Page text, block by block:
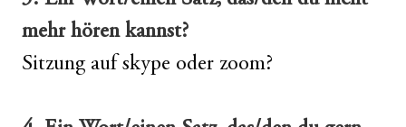
mehr hören kannst?
Sitzung auf skype oder zoom?